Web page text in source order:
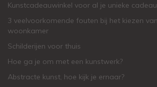
Kunstcadeauwinkel voor al je unieke
3 veelvoorkomende fouten bij het kiezen
woonkamer
Schilderijen voor thuis
Hoe ga je om met een kunstwerk?
Abstracte kunst, hoe kijk je ernaar?